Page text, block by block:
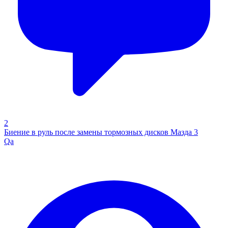
2
Биение в руль после замены тормозных дисков Мазда 3
Qa